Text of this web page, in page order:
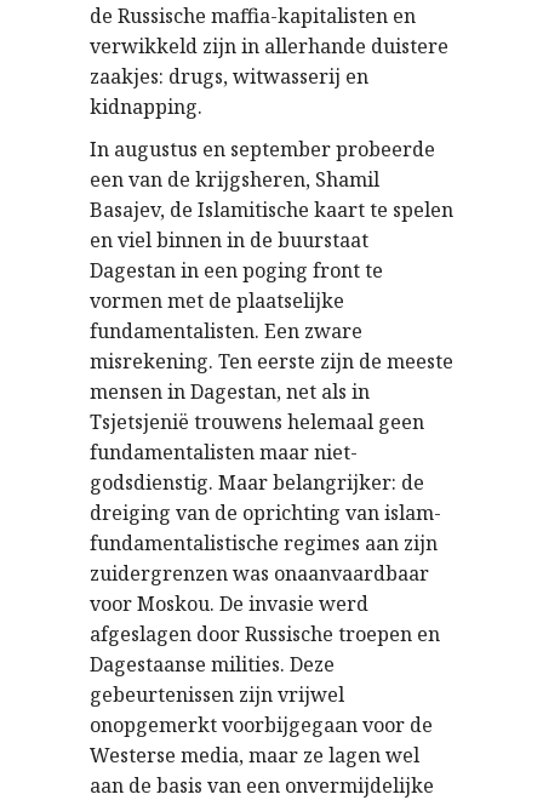
de Russische maffia-kapitalisten en
verwikkeld zijn in allerhande duistere
zaakjes: drugs, witwasserij en
kidnapping.
In augustus en september probeerde
een van de krijgsheren, Shamil
Basajev, de Islamitische kaart te spelen
en viel binnen in de buurstaat
Dagestan in een poging front te
vormen met de plaatselijke
fundamentalisten. Een zware
misrekening. Ten eerste zijn de meeste
mensen in Dagestan, net als in
Tsjetsjenië trouwens helemaal geen
fundamentalisten maar niet-
godsdienstig. Maar belangrijker: de
dreiging van de oprichting van islam-
fundamentalistische regimes aan zijn
zuidergrenzen was onaanvaardbaar
voor Moskou. De invasie werd
afgeslagen door Russische troepen en
Dagestaanse milities. Deze
gebeurtenissen zijn vrijwel
onopgemerkt voorbijgegaan voor de
Westerse media, maar ze lagen wel
aan de basis van een onvermijdelijke